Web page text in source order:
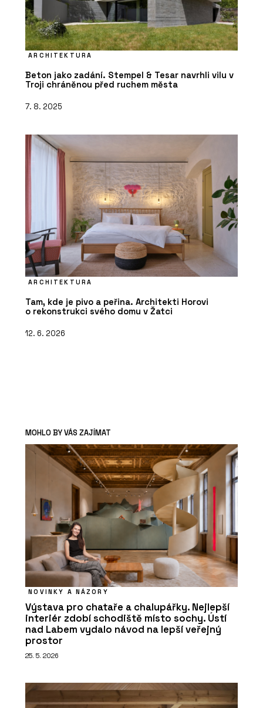
ARCHITEKTURA
Beton jako zadání. Stempel & Tesar navrhli vilu v
Troji chráněnou před ruchem města
7. 8. 2025
ARCHITEKTURA
Tam, kde je pivo a peřina. Architekti Horovi
o rekonstrukci svého domu v Žatci
12. 6. 2026
MOHLO BY VÁS ZAJÍMAT
NOVINKY A NÁZORY
Výstava pro chataře a chalupářky. Nejlepší
interiér zdobí schodiště místo sochy. Ústí
nad Labem vydalo návod na lepší veřejný
prostor
25. 5. 2026